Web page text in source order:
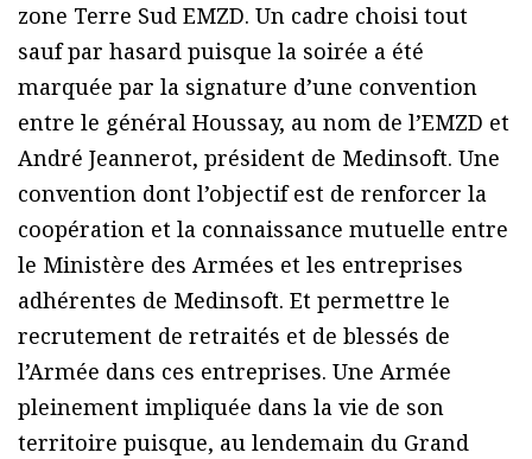
zone Terre Sud EMZD. Un cadre choisi tout
sauf par hasard puisque la soirée a été
marquée par la signature d’une convention
entre le général Houssay, au nom de l’EMZD et
André Jeannerot, président de Medinsoft. Une
convention dont l’objectif est de renforcer la
coopération et la connaissance mutuelle entre
le Ministère des Armées et les entreprises
adhérentes de Medinsoft. Et permettre le
recrutement de retraités et de blessés de
l’Armée dans ces entreprises. Une Armée
pleinement impliquée dans la vie de son
territoire puisque, au lendemain du Grand